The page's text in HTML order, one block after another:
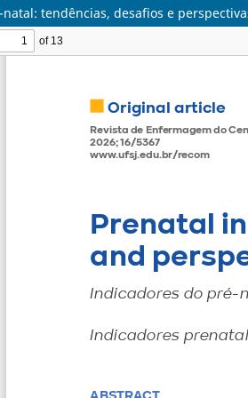
tendências, desafios e